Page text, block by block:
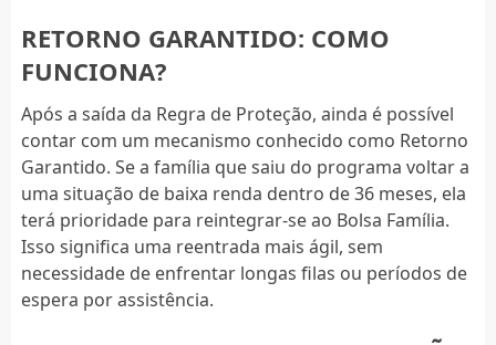
RETORNO GARANTIDO: COMO
FUNCIONA?
Após a saída da Regra de Proteção, ainda é possível
contar com um mecanismo conhecido como Retorno
Garantido. Se a família que saiu do programa voltar a
uma situação de baixa renda dentro de 36 meses, ela
terá prioridade para reintegrar-se ao Bolsa Família.
Isso significa uma reentrada mais ágil, sem
necessidade de enfrentar longas filas ou períodos de
espera por assistência.